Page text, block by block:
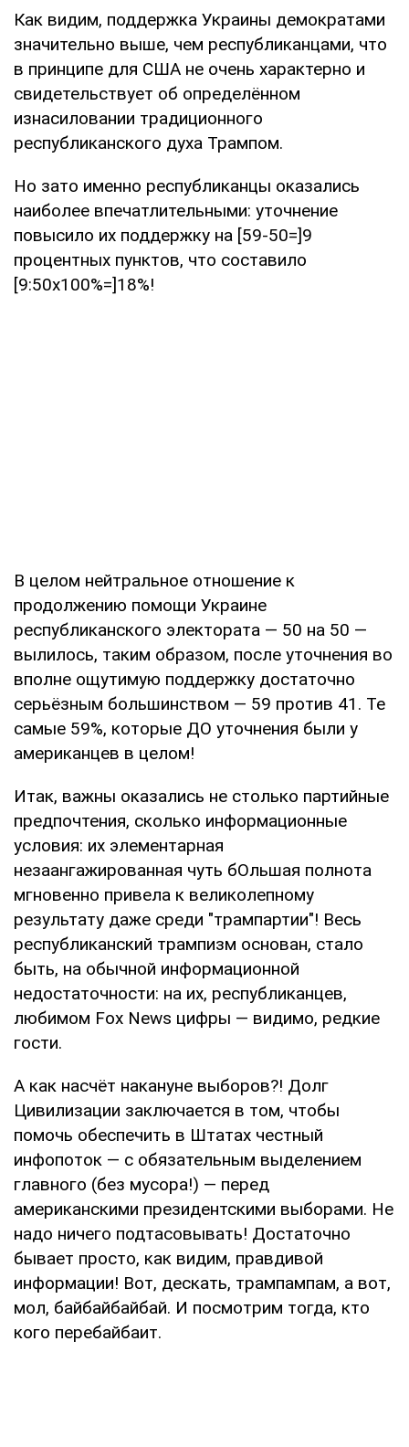
Как видим, поддержка Украины демократами
значительно выше, чем республиканцами, что
в принципе для США не очень характерно и
свидетельствует об определённом
изнасиловании традиционного
республиканского духа Трампом.
Но зато именно республиканцы оказались
наиболее впечатлительными: уточнение
повысило их поддержку на [59-50=]9
процентных пунктов, что составило
[9:50х100%=]18%!
В целом нейтральное отношение к
продолжению помощи Украине
республиканского электората — 50 на 50 —
вылилось, таким образом, после уточнения во
вполне ощутимую поддержку достаточно
серьёзным большинством — 59 против 41. Те
самые 59%, которые ДО уточнения были у
американцев в целом!
Итак, важны оказались не столько партийные
предпочтения, сколько информационные
условия: их элементарная
незаангажированная чуть бОльшая полнота
мгновенно привела к великолепному
результату даже среди "трампартии"! Весь
республиканский трампизм основан, стало
быть, на обычной информационной
недостаточности: на их, республиканцев,
любимом Fox News цифры — видимо, редкие
гости.
А как насчёт накануне выборов?! Долг
Цивилизации заключается в том, чтобы
помочь обеспечить в Штатах честный
инфопоток — с обязательным выделением
главного (без мусора!) — перед
американскими президентскими выборами. Не
надо ничего подтасовывать! Достаточно
бывает просто, как видим, правдивой
информации! Вот, дескать, трампампам, а вот,
мол, байбайбайбай. И посмотрим тогда, кто
кого перебайбаит.